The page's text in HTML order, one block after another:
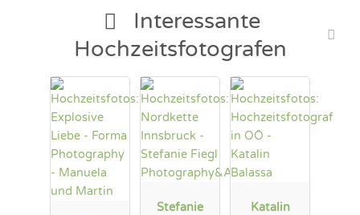
Interessante
Hochzeitsfotografen
Stefanie
Katalin